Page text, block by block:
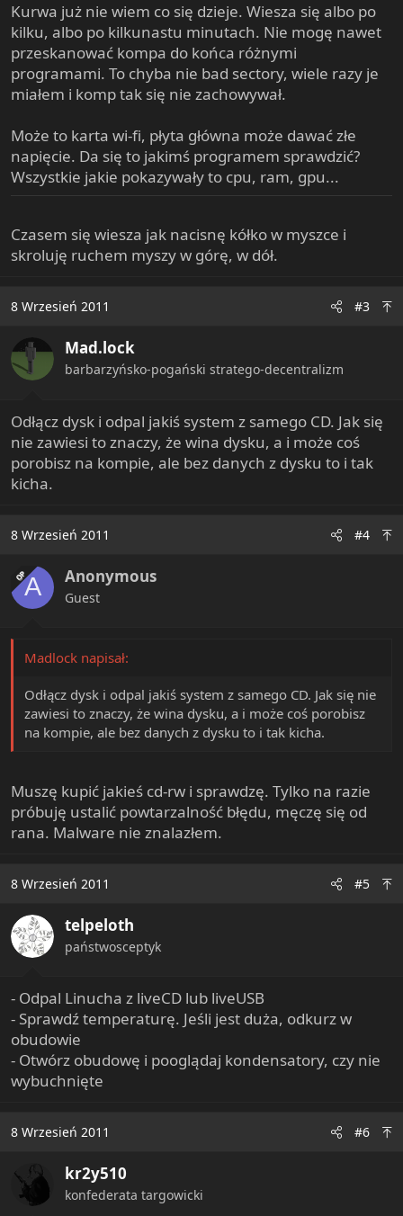
Kurwa już nie wiem co się dzieje. Wiesza się albo po
kilku, albo po kilkunastu minutach. Nie mogę nawet
przeskanować kompa do końca różnymi
programami. To chyba nie bad sectory, wiele razy je
miałem i komp tak się nie zachowywał.
Może to karta wi-fi, płyta główna może dawać złe
napięcie. Da się to jakimś programem sprawdzić?
Wszystkie jakie pokazywały to cpu, ram, gpu...
Czasem się wiesza jak nacisnę kółko w myszce i
skroluję ruchem myszy w górę, w dół.
8 Wrzesień 2011 #3
Mad.lock
barbarzyńsko-pogański stratego-decentralizm
Odłącz dysk i odpal jakiś system z samego CD. Jak się
nie zawiesi to znaczy, że wina dysku, a i może coś
porobisz na kompie, ale bez danych z dysku to i tak
kicha.
8 Wrzesień 2011 #4
OPA Anonymous
Guest
Madlock napisał:
Odłącz dysk i odpal jakiś system z samego CD. Jak się nie
zawiesi to znaczy, że wina dysku, a i może coś porobisz
na kompie, ale bez danych z dysku to i tak kicha.
Muszę kupić jakieś cd-rw i sprawdzę. Tylko na razie
próbuję ustalić powtarzalność błędu, męczę się od
rana. Malware nie znalazłem.
8 Wrzesień 2011 #5
telpeloth
państwosceptyk
- Odpal Linucha z liveCD lub liveUSB
- Sprawdź temperaturę. Jeśli jest duża, odkurz w
obudowie
- Otwórz obudowę i pooglądaj kondensatory, czy nie
wybuchnięte
8 Wrzesień 2011 #6
kr2y510
konfederata targowicki